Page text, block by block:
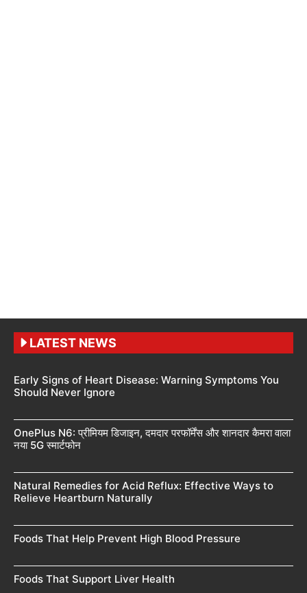
LATEST NEWS
Early Signs of Heart Disease: Warning Symptoms You
Should Never Ignore
OnePlus N6: प्रीमियम डिजाइन, दमदार परफॉर्मेंस और शानदार कैमरा वाला
नया 5G स्मार्टफोन
Natural Remedies for Acid Reflux: Effective Ways to
Relieve Heartburn Naturally
Foods That Help Prevent High Blood Pressure
Foods That Support Liver Health